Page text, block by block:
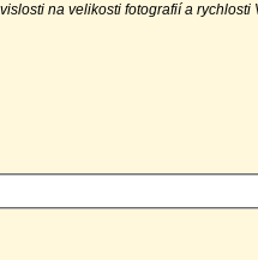
na velikosti fotografií a